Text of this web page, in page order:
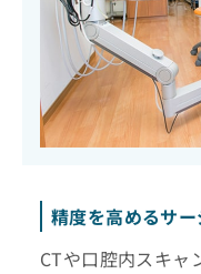
精度を高めるサ
CTや口腔内スキャ